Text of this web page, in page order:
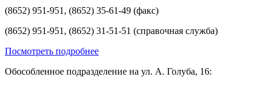
(8652) 951-951, (8652) 35-61-49 (факс)
(8652) 951-951, (8652) 31-51-51 (справочная служба)
Посмотреть подробнее
Обособленное подразделение на ул. А. Голуба, 16: